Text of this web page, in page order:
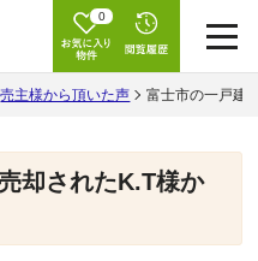
0
売主様から頂いた声 富士市の一戸建
却されたK.T様か